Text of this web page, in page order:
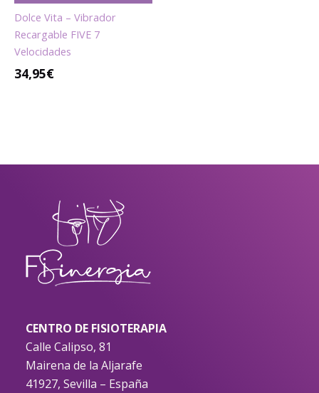
Dolce Vita – Vibrador
Recargable FIVE 7
Velocidades
34,95€
CENTRO DE FISIOTERAPIA
Calle Calipso, 81
Mairena de la Aljarafe
41927, Sevilla – España